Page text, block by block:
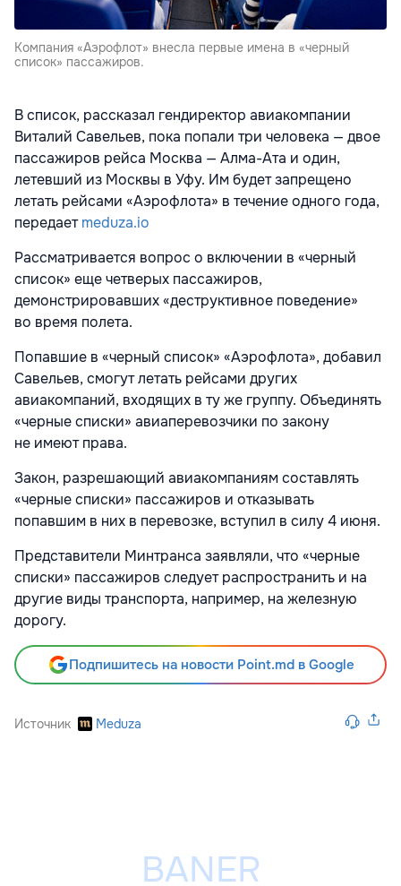
Компания «Аэрофлот» внесла первые имена в «черный
список» пассажиров.
В список, рассказал гендиректор авиакомпании
Виталий Савельев, пока попали три человека — двое
пассажиров рейса Москва — Алма-Ата и один,
летевший из Москвы в Уфу. Им будет запрещено
летать рейсами «Аэрофлота» в течение одного года,
передаетmeduza.io
Рассматривается вопрос о включении в «черный
список» еще четверых пассажиров,
демонстрировавших «деструктивное поведение»
во время полета.
Попавшие в «черный список» «Аэрофлота», добавил
Савельев, смогут летать рейсами других
авиакомпаний, входящих в ту же группу. Объединять
«черные списки» авиаперевозчики по закону
не имеют права.
Закон, разрешающий авиакомпаниям составлять
«черные списки» пассажиров и отказывать
попавшим в них в перевозке, вступил в силу 4 июня.
Представители Минтранса заявляли, что «черные
списки» пассажиров следует распространить и на
другие виды транспорта, например, на железную
дорогу.
Подпишитесь на новости Point.md в Google
Источник Meduza